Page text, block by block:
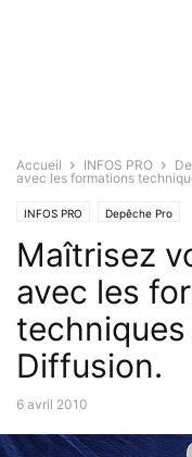
Accueil INFOS PRO
avec les formations
INFOS PRO Depêche Pro
Maîtrisez
avec les
Diffusion.
6 avril 2010